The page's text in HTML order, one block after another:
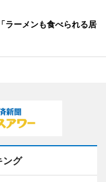
ーメンも食べられる居
ング